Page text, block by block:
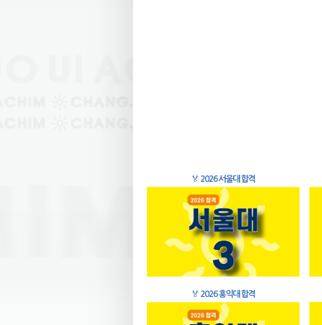
🏅 2026 서울대 합격
🏅 2026 홍익대 합격